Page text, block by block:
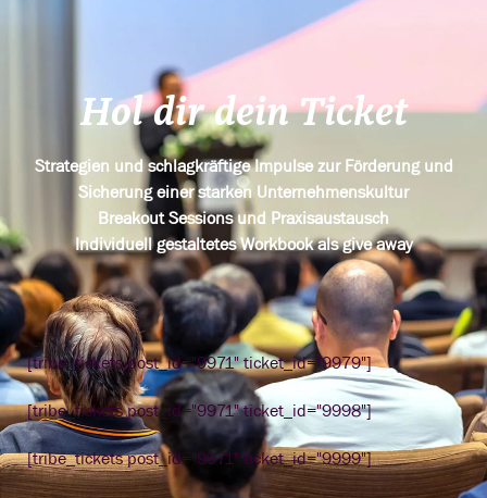
Hol dir dein Ticket
Strategien und schlagkräftige Impulse zur Förderung und
Sicherung einer starken Unternehmenskultur
Breakout Sessions und Praxisaustausch
Individuell gestaltetes Workbook als give away
[tribe_tickets post_id="9971" ticket_id="9979"]
[tribe_tickets post_id="9971" ticket_id="9998"]
[tribe_tickets post_id="9971" ticket_id="9999"]